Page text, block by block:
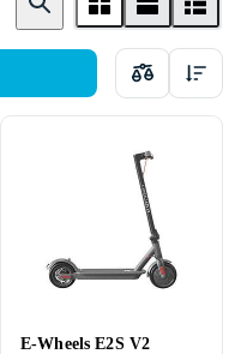
E-Wheels E2S V2